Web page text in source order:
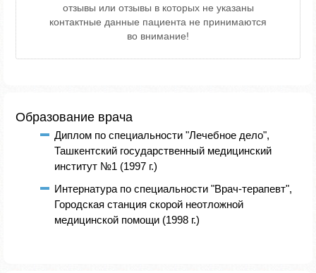
отзывы или отзывы в которых не указаны
контактные данные пациента не принимаются
во внимание!
Образование врача
Диплом по специальности "Лечебное дело",
Ташкентский государственный медицинский
институт №1 (1997 г.)
Интернатура по специальности "Врач-терапевт",
Городская станция скорой неотложной
медицинской помощи (1998 г.)